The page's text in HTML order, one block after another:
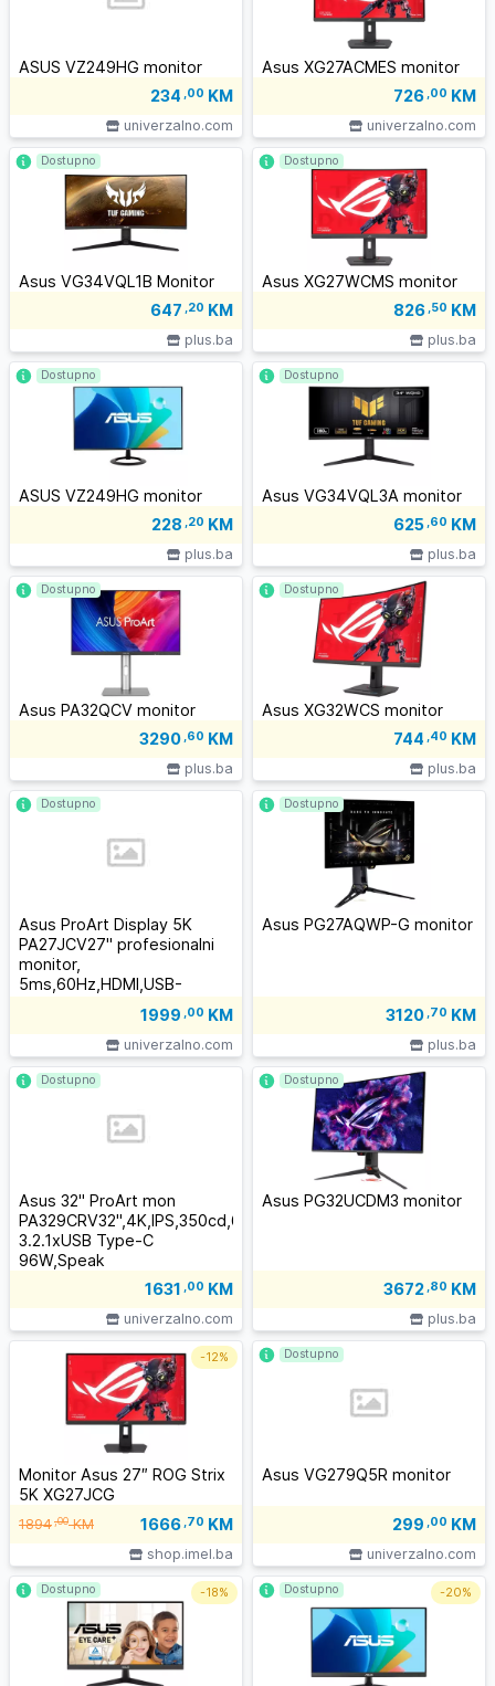
ASUS VZ249HG monitor
234 ,00 KM
univerzalno.com
Asus XG27ACMES monitor
726 ,00 KM
univerzalno.com
Asus VG34VQL1B Monitor
647 ,20 KM
plus.ba
Dostupno
Asus XG27WCMS monitor
826 ,50 KM
plus.ba
Dostupno
ASUS VZ249HG monitor
228 ,20 KM
plus.ba
Dostupno
Asus VG34VQL3A monitor
625 ,60 KM
plus.ba
Dostupno
Asus PA32QCV monitor
3290 ,60 KM
plus.ba
Dostupno
Asus XG32WCS monitor
744 ,40 KM
plus.ba
Dostupno
Asus ProArt Display 5K
PA27JCV27" profesionalni
monitor,
5ms,60Hz,HDMI,USB-
1999 ,00 KM
univerzalno.com
Dostupno
Asus PG27AQWP-G monitor
3120 ,70 KM
plus.ba
Dostupno
Asus 32" ProArt mon
PA329CRV32",4K,IPS,350cd,60Hz,5ms,HDMIx2,DPx2,3xUSB
3.2.1xUSB Type-C
96W,Speak
1631 ,00 KM
univerzalno.com
Dostupno
Asus PG32UCDM3 monitor
3672 ,80 KM
plus.ba
Dostupno
Monitor Asus 27″ ROG Strix
5K XG27JCG
1894,00KM 1666 ,70 KM
shop.imel.ba
-12%
Asus VG279Q5R monitor
299 ,00 KM
univerzalno.com
Dostupno
Dostupno -18% Dostupno -20%